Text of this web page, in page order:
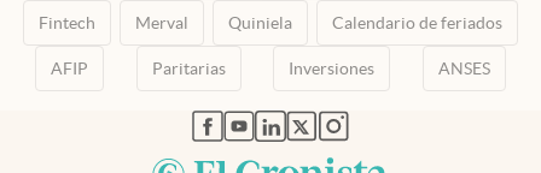
Fintech Merval Quiniela Calendario de feriados
AFIP Paritarias Inversiones ANSES
abre en nueva pestaña
abre en nueva pestaña
abre en nueva pestaña
abre en nueva pestaña
abre en nueva pestaña